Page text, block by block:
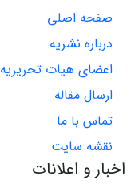
صفحه اصلی
درباره نشریه
اعضای هیات تحریریه
ارسال مقاله
تماس با ما
نقشه سایت
اخبار و اعلانات